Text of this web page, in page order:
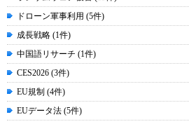
ドローン軍事利用 (5件)
成長戦略 (1件)
中国語リサーチ (1件)
CES2026 (3件)
EU規制 (4件)
EUデータ法 (5件)